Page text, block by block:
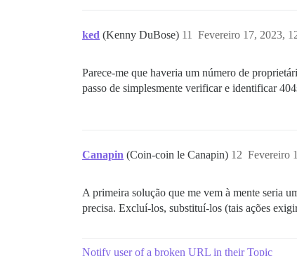
ked (Kenny DuBose) Fevereiro 17, 2023,
11
Parece-me que haveria um número de
passo de simplesmente verificar e identificar
Canapin (Coin-coin le Canapin) Fevereiro
12
A primeira solução que me vem à mente seria
precisa. Excluí-los, substituí-los (tais ações
Notify user of a broken URL in their Topic